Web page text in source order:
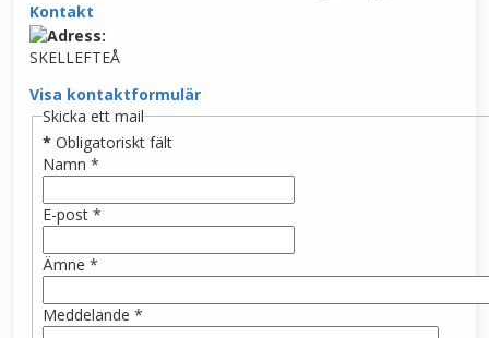
Kontakt
SKELLEFTEÅ
Visa kontaktformulär
Skicka ett mail
* Obligatoriskt fält
Namn *
E-post*
Ämne *
Meddelande *